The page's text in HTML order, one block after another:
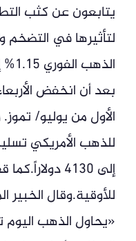
يتابعون عن كثب
لتأثيرها في
بعد أن انخفض
الأول من يوليو/
للأوقية.وقال الخبير
«يحاول الذهب